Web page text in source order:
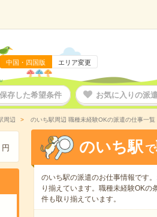
中国・四国版 エリア変更
保存した希望条件 お気に入りの派
周辺 のいち駅周辺 職種未経験OKの派遣の仕事一覧
円 のいち駅 で
のいち駅の派遣のお仕事情報です。
り揃えています。職種未経験OKの
件も取り揃えています。